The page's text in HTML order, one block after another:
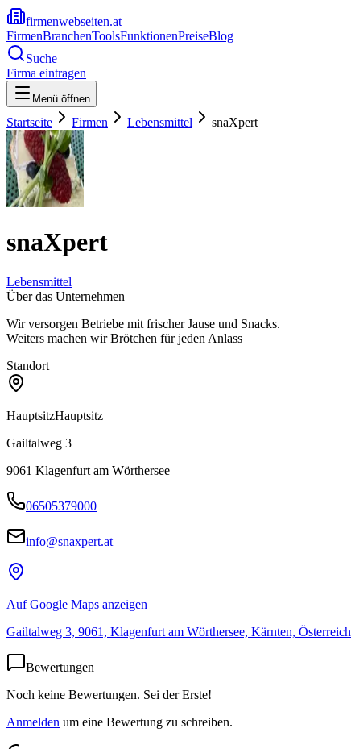
firmenwebseiten.at
FirmenBranchenToolsFunktionenPreiseBlog
Suche
Firma eintragen
Menü öffnen
Startseite Firmen Lebensmittel snaXpert
snaXpert
Lebensmittel
Über das Unternehmen
Wir versorgen Betriebe mit frischer Jause und Snacks.
Weiters machen wir Brötchen für jeden Anlass
Standort
HauptsitzHauptsitz
Gailtalweg 3
9061 Klagenfurt am Wörthersee
06505379000
info@snaxpert.at
Auf Google Maps anzeigen
Gailtalweg 3, 9061, Klagenfurt am Wörthersee, Kärnten, Österreich
Bewertungen
Noch keine Bewertungen. Sei der Erste!
Anmelden um eine Bewertung zu schreiben.